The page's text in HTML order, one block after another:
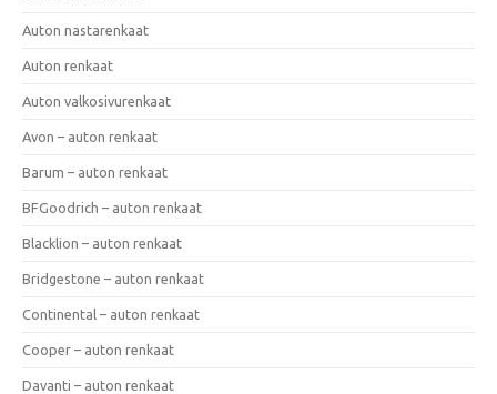
Auton nastarenkaat
Auton renkaat
Auton valkosivurenkaat
Avon – auton renkaat
Barum – auton renkaat
BFGoodrich – auton renkaat
Blacklion – auton renkaat
Bridgestone – auton renkaat
Continental – auton renkaat
Cooper – auton renkaat
Davanti – auton renkaat